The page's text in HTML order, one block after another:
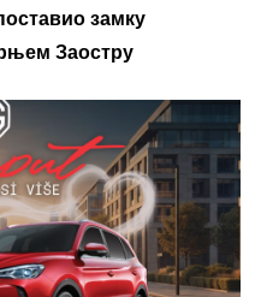
замку
Заостру